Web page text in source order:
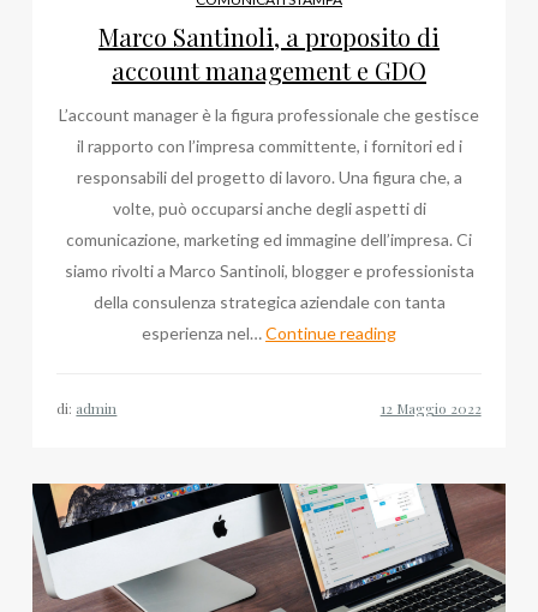
stampa
del
Marco Santinoli, a proposito di
account management e GDO
L’account manager è la figura professionale che gestisce
il rapporto con l’impresa committente, i fornitori ed i
responsabili del progetto di lavoro. Una figura che, a
volte, può occuparsi anche degli aspetti di
comunicazione, marketing ed immagine dell’impresa. Ci
siamo rivolti a Marco Santinoli, blogger e professionista
della consulenza strategica aziendale con tanta
esperienza nel…Continue readingMarco
account
management
GDO
di: admin